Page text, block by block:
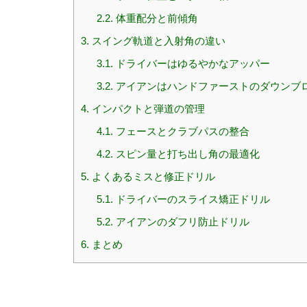
2.2. 体重配分と前傾角
3. スイング軌道と入射角の違い
3.1. ドライバーはゆるやかなアッパー
3.2. アイアンはハンドファーストのダウンブ
4. インパクトと弾道の管理
4.1. フェースとクラブパスの整合
4.2. スピン量と打ち出し角の最適化
5. よくあるミスと修正ドリル
5.1. ドライバーのスライス矯正ドリル
5.2. アイアンのダフリ防止ドリル
6. まとめ